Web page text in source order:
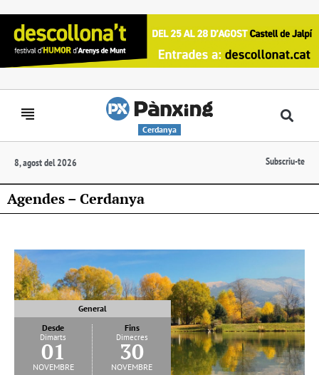
Cerdanya
8, agost del 2026 Subscriu-te
Agendes – Cerdanya
General
Desde
Dimarts
01
novembre
Fins
Dimecres
30
novembre